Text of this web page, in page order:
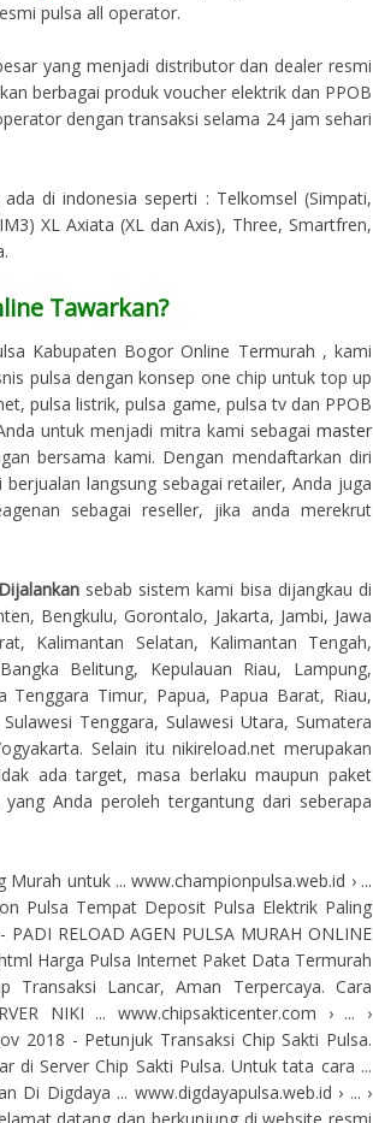
pulsa all operator.
yang menjadi distributor dan dealer resmi
berbagai produk voucher elektrik dan PPOB
dengan transaksi selama 24 jam sehari
di indonesia seperti : Telkomsel (Simpati,
XL Axiata (XL dan Axis), Three, Smartfren,
Tawarkan?
Kabupaten Bogor Online Termurah , kami
pulsa dengan konsep one chip untuk top up
pulsa listrik, pulsa game, pulsa tv dan PPOB
untuk menjadi mitra kami sebagai master
bersama kami. Dengan mendaftarkan diri
langsung sebagai retailer, Anda juga
sebagai reseller, jika anda merekrut
sebab sistem kami bisa dijangkau di
Bengkulu, Gorontalo, Jakarta, Jambi, Jawa
Kalimantan Selatan, Kalimantan Tengah,
Belitung, Kepulauan Riau, Lampung,
Timur, Papua, Papua Barat, Riau,
Tenggara, Sulawesi Utara, Sumatera
Selain itu nikireload.net merupakan
ada target, masa berlaku maupun paket
Anda peroleh tergantung dari seberapa
untuk ... www.championpulsa.web.id › ...
Pulsa Tempat Deposit Pulsa Elektrik Paling
RELOAD AGEN PULSA MURAH ONLINE
Harga Pulsa Internet Paket Data Termurah
Transaksi Lancar, Aman Terpercaya. Cara
NIKI ... www.chipsakticenter.com › ... ›
2018 - Petunjuk Transaksi Chip Sakti Pulsa.
di Server Chip Sakti Pulsa. Untuk tata cara ...
Di Digdaya ... www.digdayapulsa.web.id › ... ›